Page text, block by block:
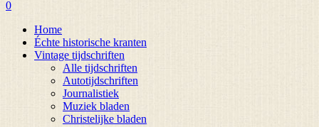
0
Home
Échte historische kranten
Vintage tijdschriften
Alle tijdschriften
Autotijdschriften
Journalistiek
Muziek bladen
Christelijke bladen